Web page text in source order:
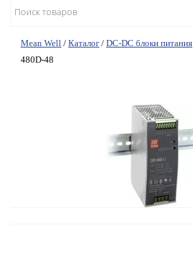
Mean Well / Каталог / DC-DC блоки питания
480D-48